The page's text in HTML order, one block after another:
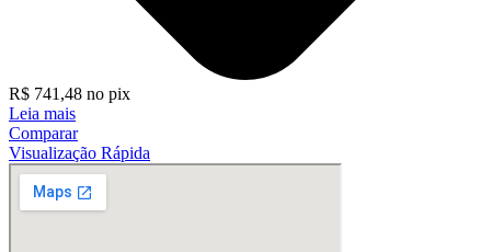
R$ 741,48 no pix
Leia mais
Comparar
Visualização Rápida